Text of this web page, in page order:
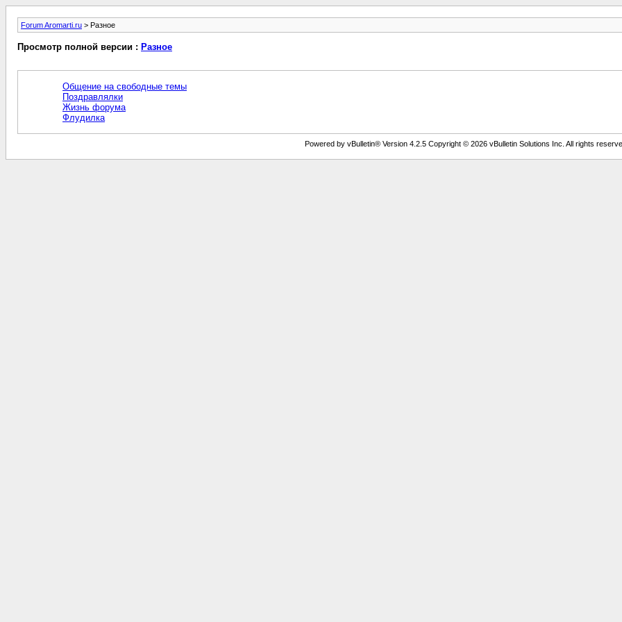
Forum Aromarti.ru > Разное
Просмотр полной версии : Разное
Общение на свободные темы
Поздравлялки
Жизнь форума
Флудилка
Powered by vBulletin® Version 4.2.5 Copyright © 2026 vBulletin Solutions Inc. All rights